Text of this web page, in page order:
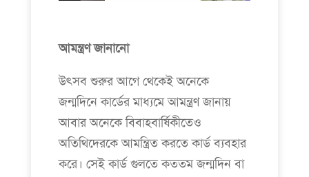
আমন্ত্রণ জানানো
উৎসব শুরুর আগে থেকেই অনেকে
জন্মদিনে কার্ডের মাধ্যমে আমন্ত্রণ জানায়
আবার অনেকে বিবাহবার্ষিকীতেও
অতিথিদেরকে আমন্ত্রিত করতে কার্ড ব্যবহার
করে। সেই কার্ড গুলতে কততম জন্মদিন বা